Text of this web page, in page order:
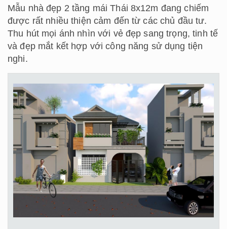
Mẫu nhà đẹp 2 tầng mái Thái 8x12m đang chiếm
được rất nhiều thiện cảm đến từ các chủ đầu tư.
Thu hút mọi ánh nhìn với vẻ đẹp sang trọng, tinh tế
và đẹp mắt kết hợp với công năng sử dụng tiện
nghi.